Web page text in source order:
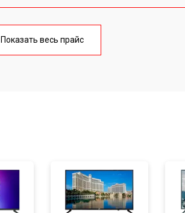
от 90 мин
от 70 мин
Показать весь прайс